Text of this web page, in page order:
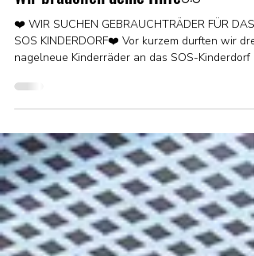
Wir brauchen deine Hilfe🚲
❤️ WIR SUCHEN GEBRAUCHTRÄDER FÜR DAS
nagelneue Kinderräder an das SOS-Kinderdorf in
Stübing übergeben. Zu hören wie viel Freude,
Lachen und Begeisterung diese Räder ausgelöst
haben, hat uns tief berührt. Und genau daraus ist
ein zweites Herzensprojekt entstanden. Wir
haben uns gefragt: Was ist mit all den
die in Garagen, Kellern oder Dachböden stehen
und nicht mehr genutzt werden? Deshalb suchen
wir ab sofort kostenlose